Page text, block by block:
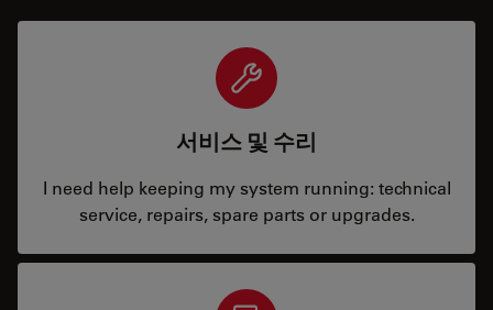
서비스 및 수리
I need help keeping my system running: technical
service, repairs, spare parts or upgrades.